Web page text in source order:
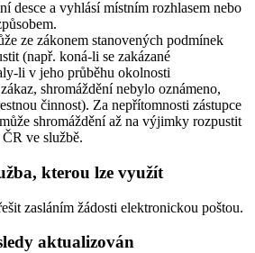
desce a vyhlásí místním rozhlasem nebo
ze zákonem stanovených podmínek
(např. koná-li se zakázané
li v jeho průběhu okolnosti
shromáždění nebylo oznámeno,
činnost). Za nepřítomnosti zástupce
shromáždění až na výjimky rozpustit
ve službě.
kterou lze využít
zasláním žádosti elektronickou poštou.
aktualizován